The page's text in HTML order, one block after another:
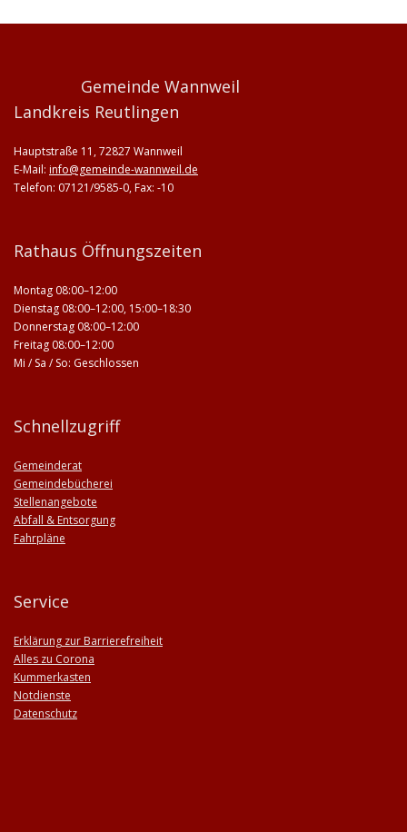
Gemeinde Wannweil
Landkreis Reutlingen
Hauptstraße 11, 72827 Wannweil
E-Mail: info@gemeinde-wannweil.de
Telefon: 07121/9585-0, Fax: -10
Rathaus Öffnungszeiten
Montag 08:00–12:00
Dienstag 08:00–12:00, 15:00–18:30
Donnerstag 08:00–12:00
Freitag 08:00–12:00
Mi / Sa / So: Geschlossen
Schnellzugriff
Gemeinderat
Gemeindebücherei
Stellenangebote
Abfall & Entsorgung
Fahrpläne
Service
Erklärung zur Barrierefreiheit
Alles zu Corona
Kummerkasten
Notdienste
Datenschutz